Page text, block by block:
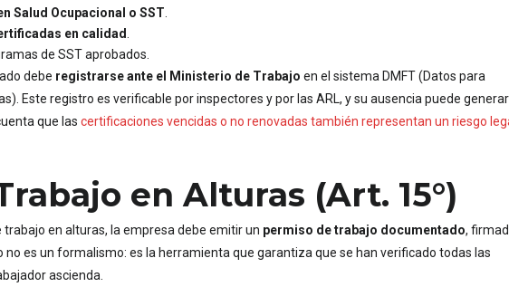
Salud Ocupacional o SST
en calidad
de SST aprobados.
debe registrarse ante el Ministerio de Trabajo en el sistema DMFT (Datos para
Este registro es verificable por inspectores y por las ARL, y su ausencia puede generar
que las certificaciones vencidas o no renovadas también representan un riesgo
en Alturas (Art. 15°)
en alturas, la empresa debe emitir un permiso de trabajo documentado,
es un formalismo: es la herramienta que garantiza que se han verificado todas las
ascienda.